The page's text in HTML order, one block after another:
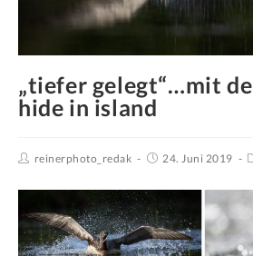
„tiefer gelegt“…mit
hide in island
reinerphoto_redak 24. Juni 2019